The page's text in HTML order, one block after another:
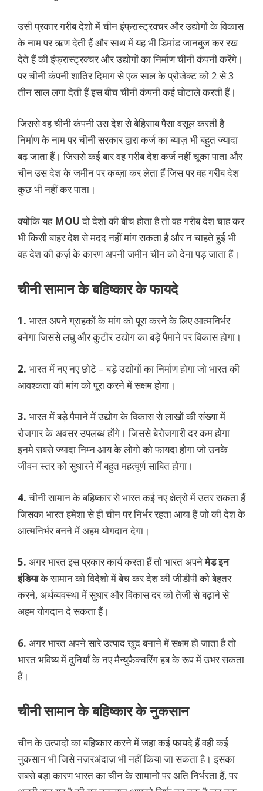
उसी प्रकार गरीब देशो में चीन इंफ्रास्ट्रक्चर और उद्योगों के विकास
के नाम पर ऋण देती हैं और साथ में यह भी डिमांड जानबुज कर रख
देते हैं की इंफ्रास्ट्रक्चर और उद्योगों का निर्माण चीनी कंपनी करेंगे।
पर चीनी कंपनी शातिर दिमाग से एक साल के प्रोजेक्ट को 2 से 3
तीन साल लगा देती हैं इस बीच चीनी कंपनी कई घोटाले करती हैं।
जिससे वह चीनी कंपनी उस देश से बेहिसाब पैसा वसूल करती है
निर्माण के नाम पर चीनी सरकार द्वारा कर्ज का ब्याज़ भी बहुत ज्यादा
बढ़ जाता हैं। जिससे कई बार वह गरीब देश कर्ज नहीं चूका पाता और
चीन उस देश के जमीन पर कब्ज़ा कर लेता हैं जिस पर वह गरीब देश
कुछ भी नहीं कर पाता।
क्योंकि यह MOUदो देशो की बीच होता है तो वह गरीब देश चाह कर
भी किसी बाहर देश से मदद नहीं मांग सकता है और न चाहते हुई भी
वह देश की क़र्ज़ के कारण अपनी जमीन चीन को देना पड़ जाता हैं।
चीनी सामान के बहिष्कार के फायदे
1. भारत अपने ग्राहकों के मांग को पूरा करने के लिए आत्मनिर्भर
बनेगा जिससे लघु और कुटीर उद्योग का बड़े पैमाने पर विकास होगा।
2. भारत में नए नए छोटे – बड़े उद्योगों का निर्माण होगा जो भारत की
आवश्कता की मांग को पूरा करने में सक्षम होगा।
3. भारत में बड़े पैमाने में उद्योग के विकास से लाखों की संख्या में
रोजगार के अवसर उपलब्ध होंगे। जिससे बेरोजगारी दर कम होगा
इनमे सबसे ज्यादा निम्न आय के लोगो को फायदा होगा जो उनके
जीवन स्तर को सुधारने में बहुत महत्वूर्ण साबित होगा।
4.चीनी सामान के बहिष्कार से भारत कई नए क्षेत्रो में उतर सकता हैं
जिसका भारत हमेशा से ही चीन पर निर्भर रहता आया हैं जो की देश के
आत्मनिर्भर बनने में अहम योगदान देगा।
5. अगर भारत इस प्रकार कार्य करता हैं तो भारत अपनेमेड इन
इंडियाके सामान को विदेशो में बेच कर देश की जीडीपी को बेहतर
करने, अर्थव्यवस्था में सुधार और विकास दर को तेजी से बढ़ाने से
अहम योगदान दे सकता हैं।
6. अगर भारत अपने सारे उत्पाद खुद बनाने में सक्षम हो जाता है तो
भारत भविष्य में दुनियाँ के नए मैन्युफैक्चरिंग हब के रूप में उभर सकता
हैं।
चीनी सामान के बहिष्कार के नुकसान
चीन के उत्पादो का बहिष्कार करने में जहा कई फायदे हैं वही कई
नुकसान भी जिसे नज़रअंदाज़ भी नहीं किया जा सकता है। इसका
सबसे बड़ा कारण भारत का चीन के सामानो पर अति निर्भरता हैं, पर